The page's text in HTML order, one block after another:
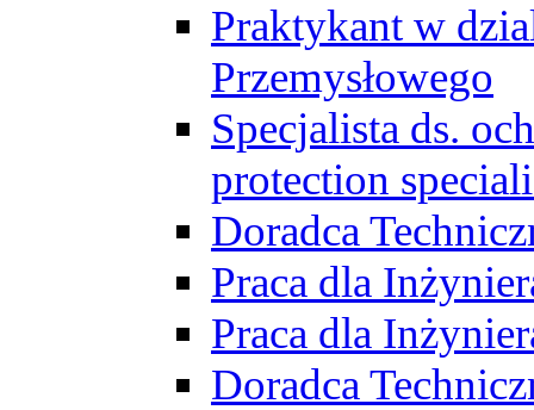
Praktykant w
Przemysłowego
Specjalista ds.
protection
Doradca
Praca dla
Praca dla
Doradca